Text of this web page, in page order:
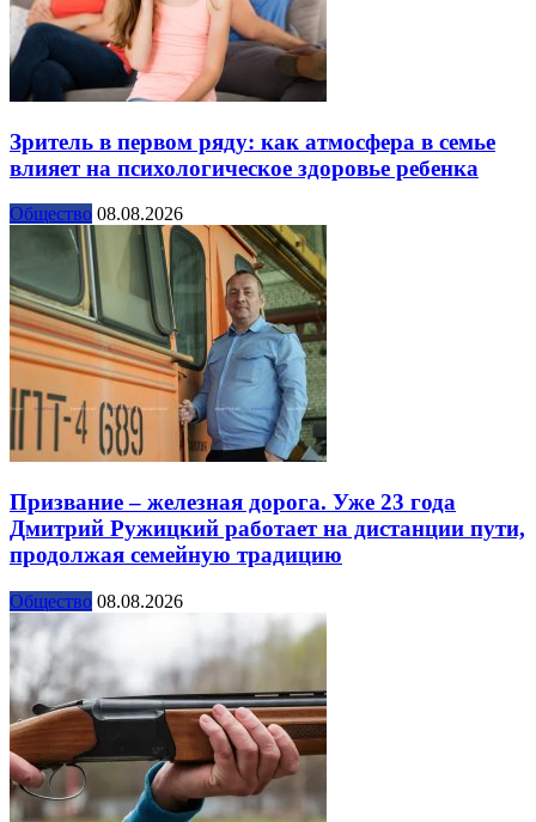
Зритель в первом ряду: как атмосфера в семье
влияет на психологическое здоровье ребенка
Общество 08.08.2026
Призвание – железная дорога. Уже 23 года
Дмитрий Ружицкий работает на дистанции пути,
продолжая семейную традицию
Общество 08.08.2026